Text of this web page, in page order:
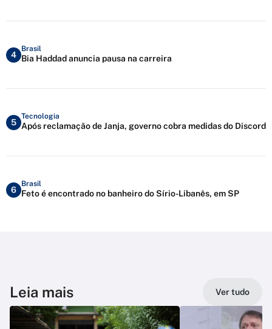
4
Brasil
Bia Haddad anuncia pausa na carreira
5
Tecnologia
Após reclamação de Janja, governo cobra medidas do Discord
6
Brasil
Feto é encontrado no banheiro do Sírio-Libanês, em SP
Leia mais Ver tudo